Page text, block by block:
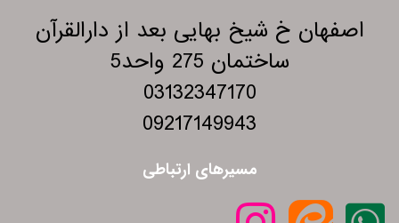
اصفهان خ شیخ بهایی بعد از دارالقرآن
ساختمان 275 واحد5
03132347170
09217149943
مسیرهای ارتباطی